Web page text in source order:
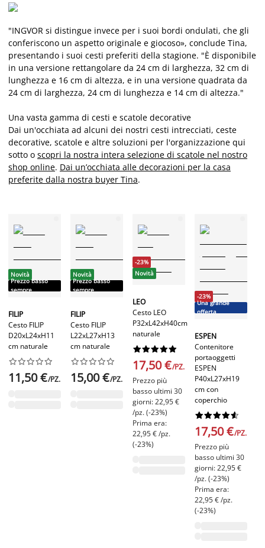
"INGVOR si distingue invece per i suoi bordi ondulati, che gli
conferiscono un aspetto originale e giocoso», conclude Tina,
presentando i suoi cesti preferiti della stagione. "È disponibile
in una versione rettangolare da 24 cm di larghezza, 32 cm di
lunghezza e 16 cm di altezza, e in una versione quadrata da
24 cm di larghezza, 24 cm di lunghezza e 14 cm di altezza."
Una vasta gamma di cesti e scatole decorative
Dai un'occhiata ad alcuni dei nostri cesti intrecciati, ceste
decorative, scatole e altre soluzioni per l'organizzazione qui
sotto o scopri la nostra intera selezione di scatole nel nostro
shop online. Dai un’occhiata alle decorazioni per la casa
preferite dalla nostra buyer Tina.
Novità
Prezzo basso
sempre
FILIP
Cesto FILIP
D20xL24xH11
cm naturale






11,50 €/PZ.
Novità
Prezzo basso
sempre
FILIP
Cesto FILIP
L22xL27xH13
cm naturale






15,00 €/PZ.
-23%
Novità
LEO
Cesto LEO
P32xL42xH40cm
naturale






17,50 €/PZ.
Prezzo più
basso ultimi 30
giorni: 22,95 €
/pz. (-23%)
Prima era:
22,95 € /pz.
(-23%)
-23%
Una grande
offerta
ESPEN
Contenitore
portaoggetti
ESPEN
P40xL27xH19
cm con
coperchio






17,50 €/PZ.
Prezzo più
basso ultimi 30
giorni: 22,95 €
/pz. (-23%)
Prima era:
22,95 € /pz.
(-23%)